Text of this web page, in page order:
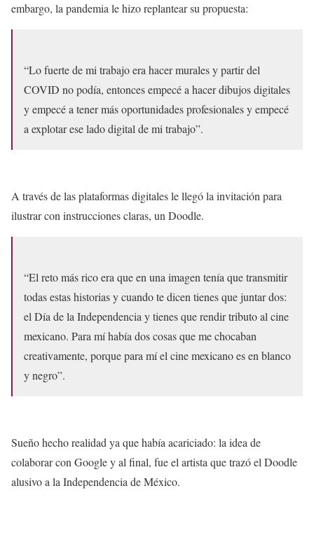
embargo, la pandemia le hizo replantear su propuesta:
“Lo fuerte de mi trabajo era hacer murales y partir del
COVID no podía, entonces empecé a hacer dibujos digitales
y empecé a tener más oportunidades profesionales y empecé
a explotar ese lado digital de mi trabajo”.
A través de las plataformas digitales le llegó la invitación para
ilustrar con instrucciones claras, un Doodle.
“El reto más rico era que en una imagen tenía que transmitir
todas estas historias y cuando te dicen tienes que juntar dos:
el Día de la Independencia y tienes que rendir tributo al cine
mexicano. Para mí había dos cosas que me chocaban
creativamente, porque para mí el cine mexicano es en blanco
y negro”.
Sueño hecho realidad ya que había acariciado: la idea de
colaborar con Google y al final, fue el artista que trazó el Doodle
alusivo a la Independencia de México.